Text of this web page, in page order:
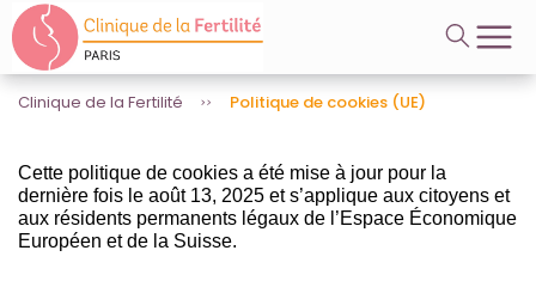
e
Videos
Clinique de la Fertilité Politique de cookies (UE)
Cette politique de cookies a été mise à jour pour la
dernière fois le août 13, 2025 et s’applique aux citoyens et
aux résidents permanents légaux de l’Espace Économique
Européen et de la Suisse.